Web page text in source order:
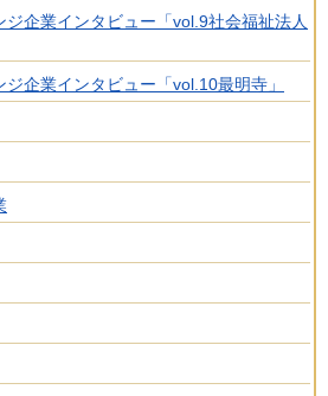
企業インタビュー「vol.9社会福祉法人
企業インタビュー「vol.10最明寺」